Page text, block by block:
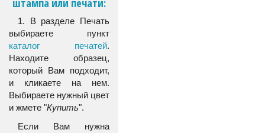
1. В разделе Печать
выбираете пункт
каталог печатей.
Находите образец,
который Вам подходит,
и кликаете на нем.
Выбираете нужный цвет
и жмете "Купить".
Если Вам нужна